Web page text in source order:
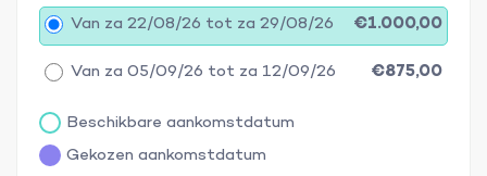
Van za 22/08/26 tot za 29/08/26 €1.000,00
Van za 05/09/26 tot za 12/09/26 €875,00
Beschikbare aankomstdatum
Gekozen aankomstdatum